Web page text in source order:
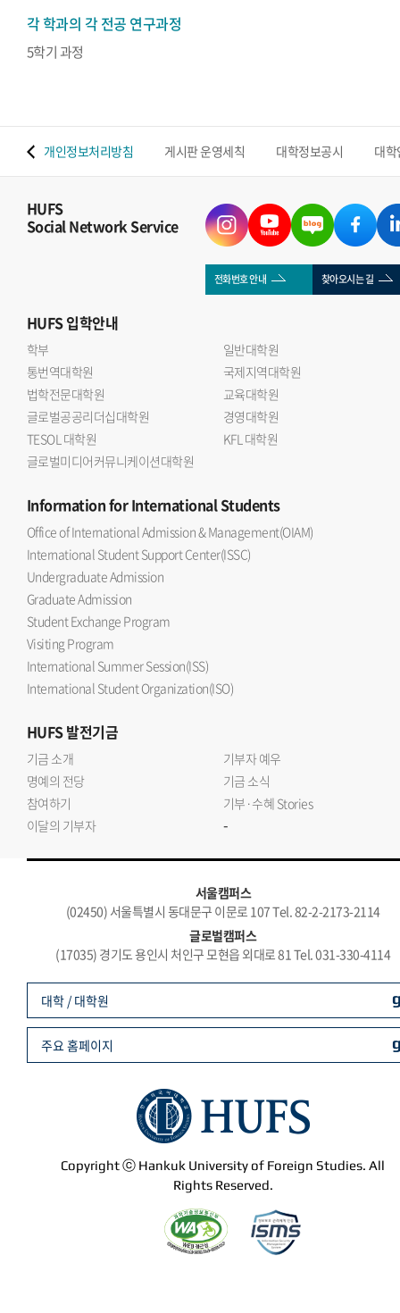
각 학과의 각 전공 연구과정
5학기 과정
개인정보처리방침 게시판 운영세칙 대학정보공시 대
HUFS
Social Network Service
전화번호 안내 찾아오시는 길
HUFS입학안내
학부
일반대학원
통번역대학원
국제지역대학원
법학전문대학원
교육대학원
글로벌공공리더십대학원
경영대학원
TESOL 대학원
KFL 대학원
글로벌미디어커뮤니케이션대학원
Informationfor International Students
Office of International Admission & Management(OIAM)
International Student Support Center(ISSC)
Undergraduate Admission
Graduate Admission
Student Exchange Program
Visiting Program
International Summer Session(ISS)
International Student Organization(ISO)
HUFS발전기금
기금 소개
기부자 예우
명예의 전당
기금 소식
참여하기
기부·수혜 Stories
이달의 기부자
-
서울캠퍼스
(02450) 서울특별시 동대문구 이문로 107 Tel. 82-2-2173-2114
글로벌캠퍼스
(17035) 경기도 용인시 처인구 모현읍 외대로 81 Tel. 031-330-4114
Copyright ⓒ Hankuk University of Foreign Studies. All
Rights Reserved.
대학 / 대학원
주요 홈페이지